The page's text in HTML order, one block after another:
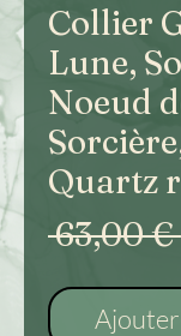
Collier
Lune,
Noeud
Quartz
63,00 €